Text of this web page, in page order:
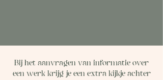
Bij het aanvragen van informatie over
een werk krijg je een extra kijkje achter